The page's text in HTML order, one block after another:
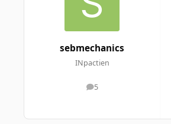
sebmechanics
INpactien
5
messages